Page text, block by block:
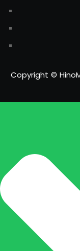
Copyright ©